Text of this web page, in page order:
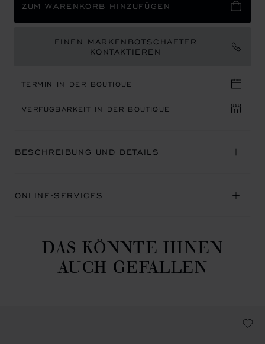
ZUM WARENKORB HINZUFÜGEN
EINEN MARKENBOTSCHAFTER
KONTAKTIEREN
TERMIN IN DER BOUTIQUE
VERFÜGBARKEIT IN DER BOUTIQUE
BESCHREIBUNG UND DETAILS
ONLINE-SERVICES
DAS KÖNNTE IHNEN
AUCH GEFALLEN